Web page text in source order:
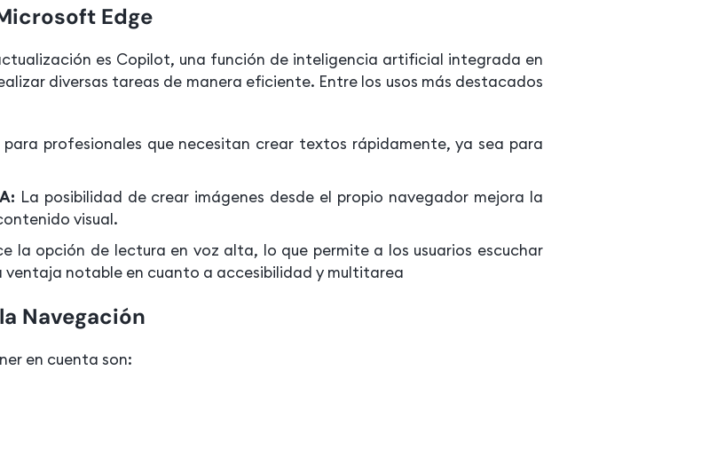
Edge
es Copilot, una función de inteligencia artificial integrada en
diversas tareas de manera eficiente. Entre los usos más destacados
para profesionales que necesitan crear textos rápidamente, ya sea para
La posibilidad de crear imágenes desde el propio navegador mejora la
visual.
la opción de lectura en voz alta, lo que permite a los usuarios escuchar
notable en cuanto a accesibilidad y multitarea
Navegación
en cuenta son: